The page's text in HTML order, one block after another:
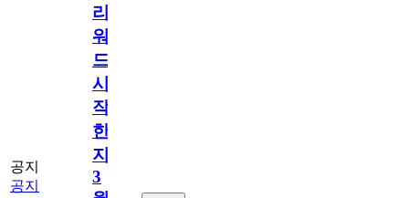
공지
공지
리
워
드
시
작
한
지
3